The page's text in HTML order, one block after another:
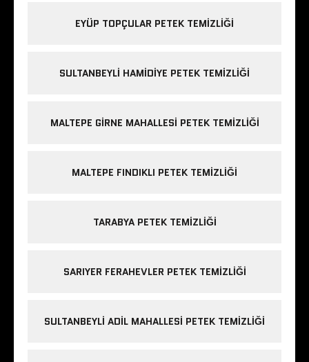
EYÜP TOPÇULAR PETEK TEMIZLIĞI
SULTANBEYLI HAMIDIYE PETEK TEMIZLIĞI
MALTEPE GIRNE MAHALLESI PETEK TEMIZLIĞI
MALTEPE FINDIKLI PETEK TEMIZLIĞI
TARABYA PETEK TEMIZLIĞI
SARIYER FERAHEVLER PETEK TEMIZLIĞI
SULTANBEYLI ADIL MAHALLESI PETEK TEMIZLIĞI